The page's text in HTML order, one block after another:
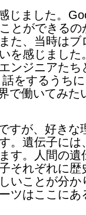
じました。
とができるの
た、当時はブ
を感じました
ンジニアたち
をするうち
で働いてみた
すが、好きな
。遺伝子には
す。人間の遺
それぞれに歴
いことが分か
ツはここにあ